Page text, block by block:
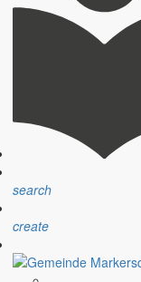
search
create